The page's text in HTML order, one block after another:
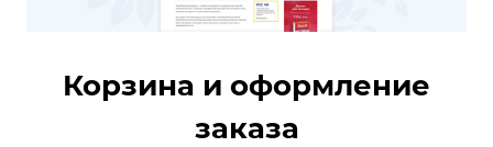
Корзина и оформление
заказа